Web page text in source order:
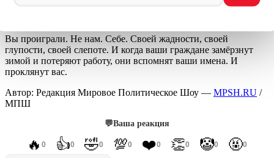
— вы это уже поняли,
Вы проиграли. Не нам. Себе. Своей жадности, своей
глупости, своей слепоте. И когда ваши граждане замёрзнут
зимой и потеряют работу, они вспомнят ваши имена. И
проклянут вас.
Автор: Редакция Мировое Политическое Шоу — MPSH.RU /
МПШ
💬Ваша реакция
🔥 0 👍0 🤣0 💯0 ❤️0 👏0 🤡0 🤬0